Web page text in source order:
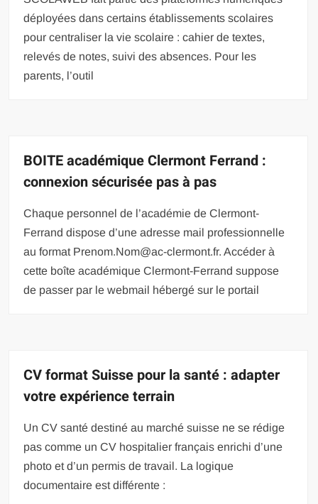
déployées dans certains établissements scolaires
pour centraliser la vie scolaire : cahier de textes,
relevés de notes, suivi des absences. Pour les
parents, l’outil
BOITE académique Clermont Ferrand :
connexion sécurisée pas à pas
Chaque personnel de l’académie de Clermont-
Ferrand dispose d’une adresse mail professionnelle
au format Prenom.Nom@ac-clermont.fr. Accéder à
cette boîte académique Clermont-Ferrand suppose
de passer par le webmail hébergé sur le portail
CV format Suisse pour la santé : adapter
votre expérience terrain
Un CV santé destiné au marché suisse ne se rédige
pas comme un CV hospitalier français enrichi d’une
photo et d’un permis de travail. La logique
documentaire est différente :